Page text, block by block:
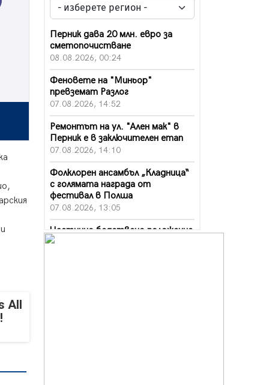
All
Перник дава 20 млн. евро за
сметопочистване
08.08.2026, 00:24
Феновете на "Миньор"
превземат Разлог
07.08.2026, 14:52
Ремонтът на ул. "Ален мак" в
Перник е в заключителен етап
07.08.2026, 14:10
Фолклорен ансамбъл „Кладница“
с голямата награда от
фестивал в Полша
07.08.2026, 13:05
Частично бедствено положение
в Перник заради пропаднал път,